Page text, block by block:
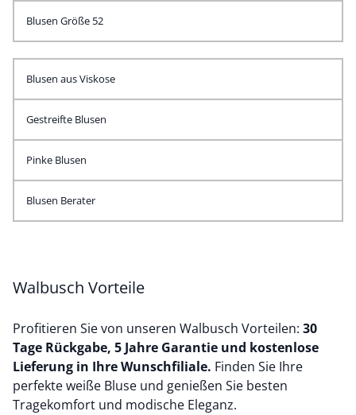
Blusen Größe 52
Blusen aus Viskose
Gestreifte Blusen
Pinke Blusen
Blusen Berater
Walbusch Vorteile
Profitieren Sie von unseren Walbusch Vorteilen: 30
Tage Rückgabe, 5 Jahre Garantie und kostenlose
Lieferung in Ihre Wunschfiliale. Finden Sie Ihre
perfekte weiße Bluse und genießen Sie besten
Tragekomfort und modische Eleganz.